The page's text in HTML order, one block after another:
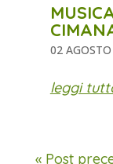
02
leggi
« Post